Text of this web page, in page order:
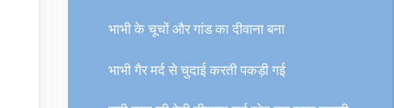
भाभी के चूचों और गांड का दीवाना बना
भाभी गैर मर्द से चुदाई करती पकड़ी गई